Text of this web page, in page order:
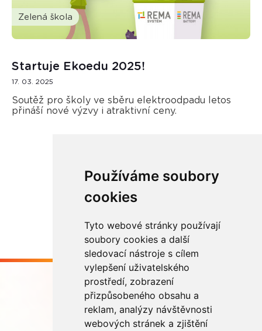
Používáme soubory
cookies
Tyto webové stránky používají
soubory cookies a další
sledovací nástroje s cílem
vylepšení uživatelského
prostředí, zobrazení
přizpůsobeného obsahu a
reklam, analýzy návštěvnosti
webových stránek a zjištění
Zelená škola
Startuje Ekoedu 2025!
17. 03. 2025
Soutěž pro školy ve sběru elektroodpadu letos
přináší nové výzvy i atraktivní ceny.
Načíst další
Buďme ve spojení